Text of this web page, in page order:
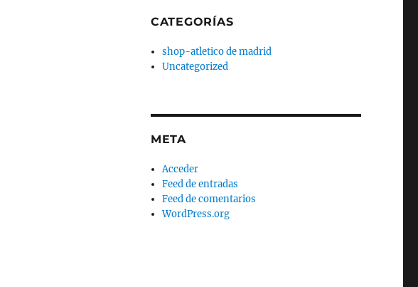
CATEGORÍAS
shop-atletico de madrid
Uncategorized
META
Acceder
Feed de entradas
Feed de comentarios
WordPress.org